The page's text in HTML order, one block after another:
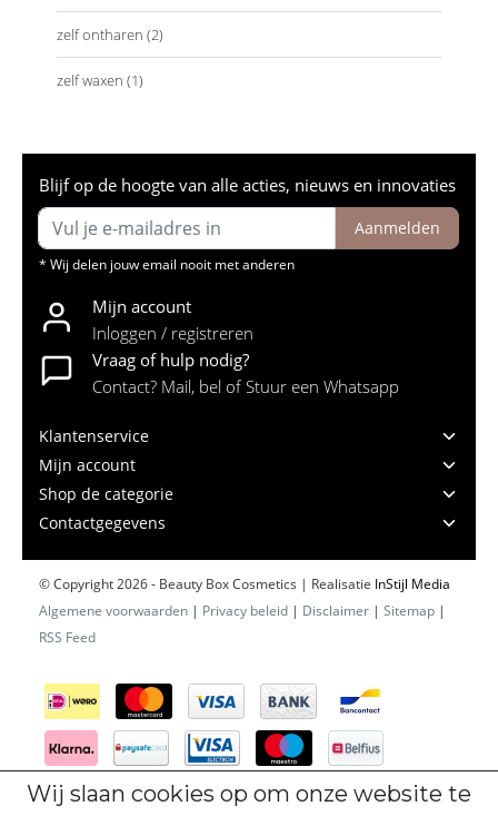
zelf ontharen (2)
zelf waxen (1)
Blijf op de hoogte van alle acties, nieuws en innovaties
Aanmelden
* Wij delen jouw email nooit met anderen
Mijn account
Inloggen / registreren
Vraag of hulp nodig?
Contact? Mail, bel of Stuur een Whatsapp
Klantenservice
Mijn account
Shop de categorie
Contactgegevens
© Copyright 2026 - Beauty Box Cosmetics | Realisatie InStijl Media
Algemene voorwaarden | Privacy beleid | Disclaimer | Sitemap |
RSS Feed
Wij slaan cookies op om onze website te